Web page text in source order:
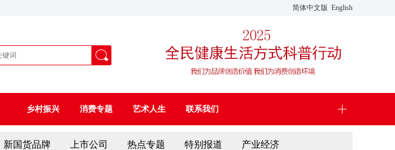
简体中文版 English
乡村振兴 消费专题 艺术人生 联系我们
新国货品牌 上市公司 热点专题 特别报道 产业经济